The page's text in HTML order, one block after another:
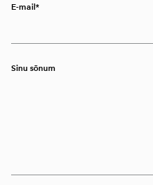
E-mail
Sinu sõnum